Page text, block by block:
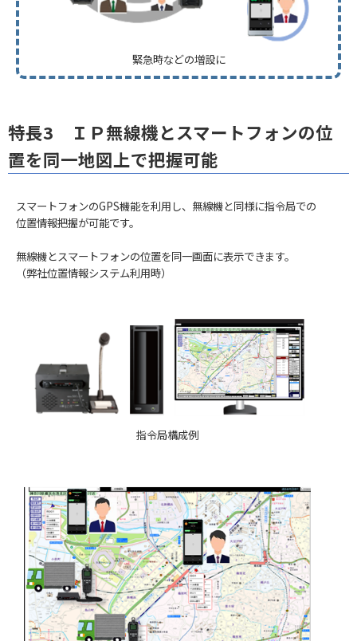
緊急時などの増設に
特長3 ＩＰ無線機とスマートフォンの位
置を同一地図上で把握可能
スマートフォンのGPS機能を利用し、無線機と同様に指令局での
位置情報把握が可能です。
無線機とスマートフォンの位置を同一画面に表示できます。
（弊社位置情報システム利用時）
指令局構成例